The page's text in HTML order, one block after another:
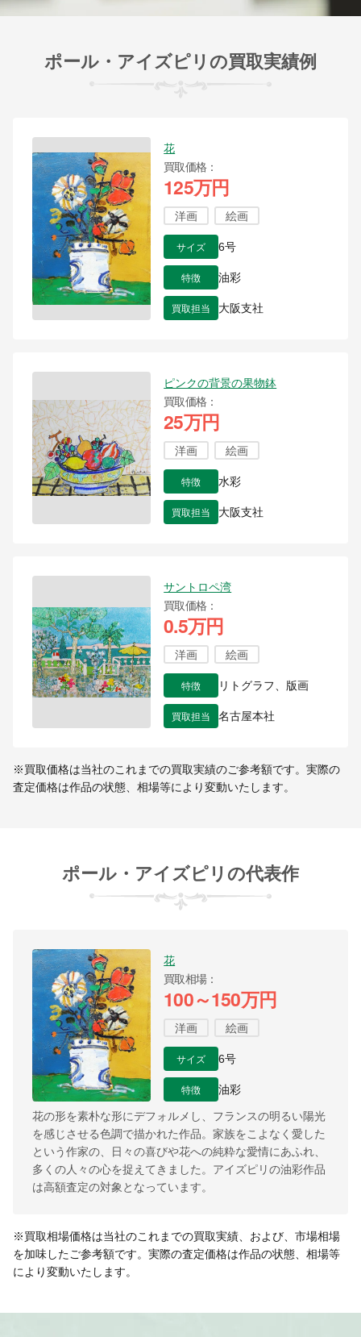
ポール・アイズピリの買取実績例
花
買取価格
125万円
洋画 絵画
サイズ 6号
特徴 油彩
買取担当 大阪支社
ピンクの背景の果物鉢
買取価格
25万円
洋画 絵画
特徴 水彩
買取担当 大阪支社
サントロペ湾
買取価格
0.5万円
洋画 絵画
特徴 リトグラフ、版画
買取担当 名古屋本社
※買取価格は当社のこれまでの買取実績のご参考額です。実際の
査定価格は作品の状態、相場等により変動いたします。
ポール・アイズピリの代表作
花
買取相場
100～150万円
洋画 絵画
サイズ 6号
特徴 油彩
花の形を素朴な形にデフォルメし、フランスの明るい陽光
を感じさせる色調で描かれた作品。家族をこよなく愛した
という作家の、日々の喜びや花への純粋な愛情にあふれ、
多くの人々の心を捉えてきました。アイズピリの油彩作品
は高額査定の対象となっています。
※買取相場価格は当社のこれまでの買取実績、および、市場相場
を加味したご参考額です。実際の査定価格は作品の状態、相場等
により変動いたします。